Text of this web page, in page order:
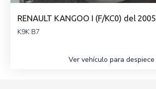
RENAULT KANGOO I (F/KC0) del 2005
K9K B7
Ver vehículo para despiece